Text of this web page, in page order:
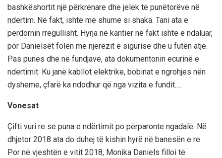
bashkëshortit një përkrenare dhe jelek të punëtorëve në
ndërtim. Në fakt, ishte më shumë si shaka. Tani ata e
përdornin rregullisht. Hyrja në kantier në fakt ishte e ndaluar,
por Danielsët folën me njerëzit e sigurisë dhe u futën atje.
Pas punës dhe në fundjavë, ata dokumentonin ecurinë e
ndërtimit. Ku janë kabllot elektrike, bobinat e ngrohjes nën
dysheme, çfarë ka ndodhur që nga vizita e fundit….
Vonesat
Çifti vuri re se puna e ndërtimit po përparonte ngadalë. Në
dhjetor 2018 ata do duhej të kishin hyrë në banesën e re.
Por në vjeshtën e vitit 2018, Monika Daniels filloi të